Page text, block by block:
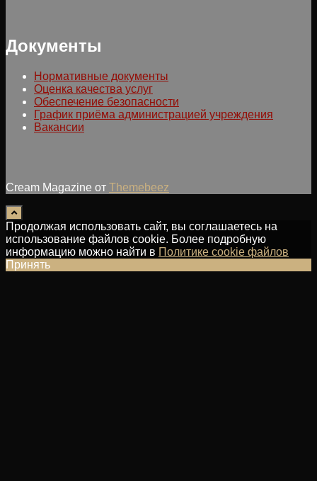
Документы
Нормативные документы
Оценка качества услуг
Обеспечение безопасности
График приёма администрацией учреждения
Вакансии
Cream Magazine от Themebeez
Продолжая использовать сайт, вы соглашаетесь на
использование файлов cookie. Более подробную
информацию можно найти в Политике cookie файлов
Принять